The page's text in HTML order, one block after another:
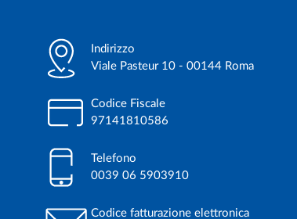
Indirizzo
Viale Pasteur 10 - 00144 Roma
Codice Fiscale
97141810586
Telefono
0039 06 5903910
Codice fatturazione elettronica